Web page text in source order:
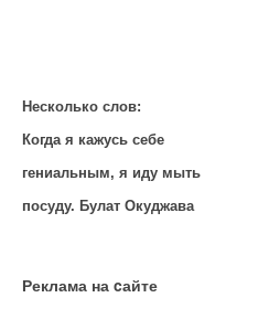
Несколько слов:
Когда я кажусь себе
гениальным, я иду мыть
посуду. Булат Окуджава
Реклама на cайте